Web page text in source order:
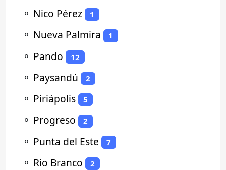
⚬ Nico Pérez 1
⚬ Nueva Palmira 1
⚬ Pando 12
⚬ Paysandú 2
⚬ Piriápolis 5
⚬ Progreso 2
⚬ Punta del Este 7
⚬ Rio Branco 2